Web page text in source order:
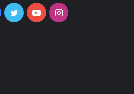
Facebook
TwitterYouTubeInstagram